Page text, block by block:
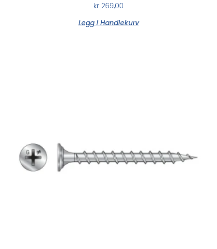
kr 269,00
Legg I Handlekurv